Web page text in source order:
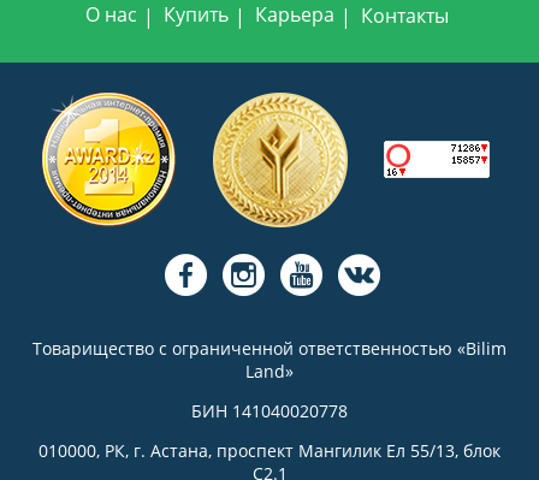
О нас
Купить Карьера Контакты
Товарищество с ограниченной ответственностью «Bilim
Land»
БИН 141040020778
010000, РК, г. Астана, проспект Мангилик Ел 55/13, блок
С2.1